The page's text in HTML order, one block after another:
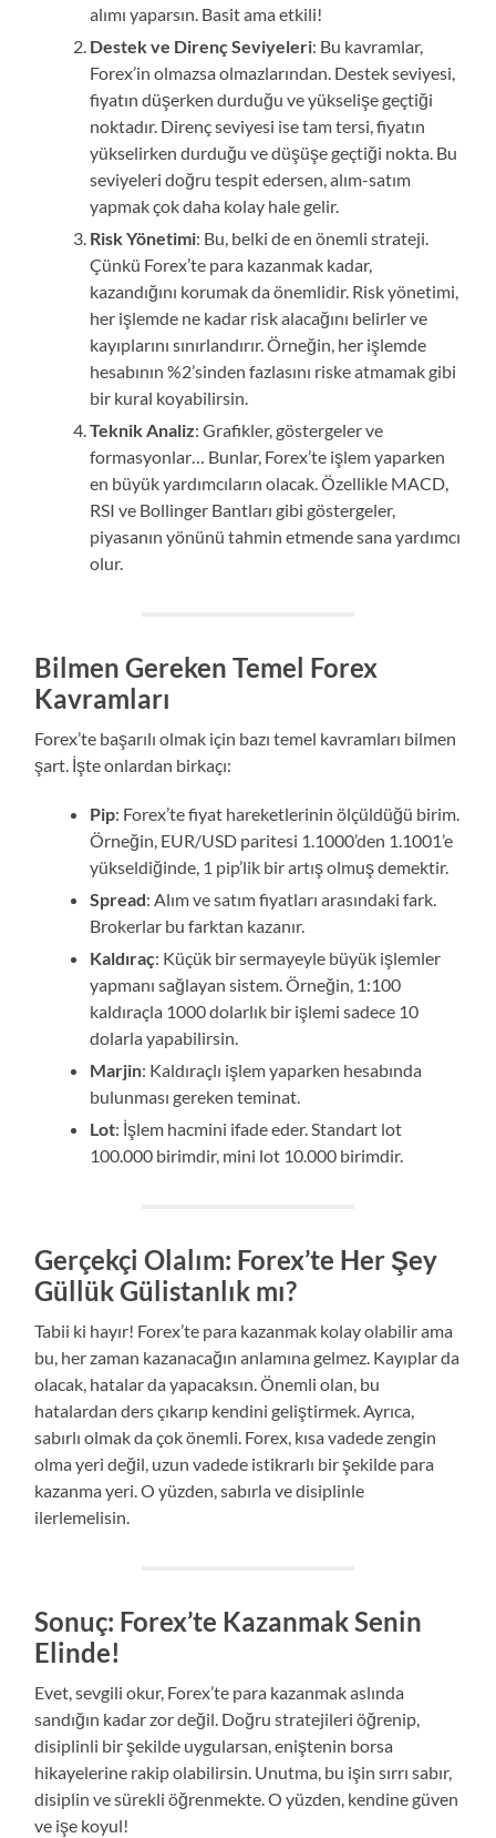
alımı yaparsın. Basit ama etkili!
Destek ve Direnç Seviyeleri: Bu kavramlar,
Forex’in olmazsa olmazlarından. Destek seviyesi,
fiyatın düşerken durduğu ve yükselişe geçtiği
noktadır. Direnç seviyesi ise tam tersi, fiyatın
yükselirken durduğu ve düşüşe geçtiği nokta. Bu
seviyeleri doğru tespit edersen, alım-satım
yapmak çok daha kolay hale gelir.
Risk Yönetimi: Bu, belki de en önemli strateji.
Çünkü Forex’te para kazanmak kadar,
kazandığını korumak da önemlidir. Risk yönetimi,
her işlemde ne kadar risk alacağını belirler ve
kayıplarını sınırlandırır. Örneğin, her işlemde
hesabının %2’sinden fazlasını riske atmamak gibi
bir kural koyabilirsin.
Teknik Analiz: Grafikler, göstergeler ve
formasyonlar… Bunlar, Forex’te işlem yaparken
en büyük yardımcıların olacak. Özellikle MACD,
RSI ve Bollinger Bantları gibi göstergeler,
piyasanın yönünü tahmin etmende sana yardımcı
olur.
Bilmen Gereken Temel Forex
Kavramları
Forex’te başarılı olmak için bazı temel kavramları bilmen
şart. İşte onlardan birkaçı:
Pip: Forex’te fiyat hareketlerinin ölçüldüğü birim.
Örneğin, EUR/USD paritesi 1.1000’den 1.1001’e
yükseldiğinde, 1 pip’lik bir artış olmuş demektir.
Spread: Alım ve satım fiyatları arasındaki fark.
Brokerlar bu farktan kazanır.
Kaldıraç: Küçük bir sermayeyle büyük işlemler
yapmanı sağlayan sistem. Örneğin, 1:100
kaldıraçla 1000 dolarlık bir işlemi sadece 10
dolarla yapabilirsin.
Marjin: Kaldıraçlı işlem yaparken hesabında
bulunması gereken teminat.
Lot: İşlem hacmini ifade eder. Standart lot
100.000 birimdir, mini lot 10.000 birimdir.
Gerçekçi Olalım: Forex’te Her Şey
Güllük Gülistanlık mı?
Tabii ki hayır! Forex’te para kazanmak kolay olabilir ama
bu, her zaman kazanacağın anlamına gelmez. Kayıplar da
olacak, hatalar da yapacaksın. Önemli olan, bu
hatalardan ders çıkarıp kendini geliştirmek. Ayrıca,
sabırlı olmak da çok önemli. Forex, kısa vadede zengin
olma yeri değil, uzun vadede istikrarlı bir şekilde para
kazanma yeri. O yüzden, sabırla ve disiplinle
ilerlemelisin.
Sonuç: Forex’te Kazanmak Senin
Elinde!
Evet, sevgili okur, Forex’te para kazanmak aslında
sandığın kadar zor değil. Doğru stratejileri öğrenip,
disiplinli bir şekilde uygularsan, eniştenin borsa
hikayelerine rakip olabilirsin. Unutma, bu işin sırrı sabır,
disiplin ve sürekli öğrenmekte. O yüzden, kendine güven
ve işe koyul!